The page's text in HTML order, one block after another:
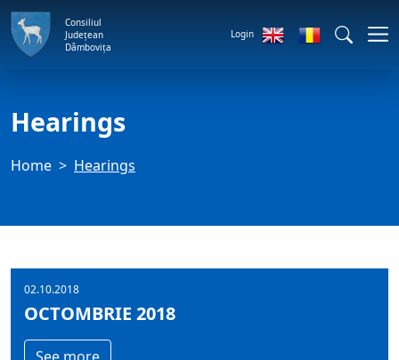
Consiliul
Județean
Dâmbovița
Login
Hearings
Home Hearings
02.10.2018
OCTOMBRIE 2018